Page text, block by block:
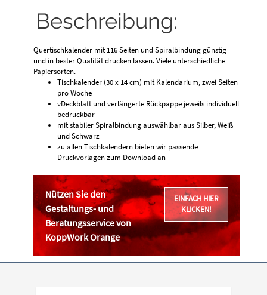
Beschreibung:
Quertischkalender mit 116 Seiten und Spiralbindung günstig
und in bester Qualität drucken lassen. Viele unterschiedliche
Papiersorten.
Tischkalender (30 x 14 cm) mit Kalendarium, zwei Seiten
pro Woche
vDeckblatt und verlängerte Rückpappe jeweils individuell
bedruckbar
mit stabiler Spiralbindung auswählbar aus Silber, Weiß
und Schwarz
zu allen Tischkalendern bieten wir passende
Druckvorlagen zum Download an
Nützen Sie den
Gestaltungs- und
Beratungsservice von
KoppWork Orange
EINFACH HIER
KLICKEN!